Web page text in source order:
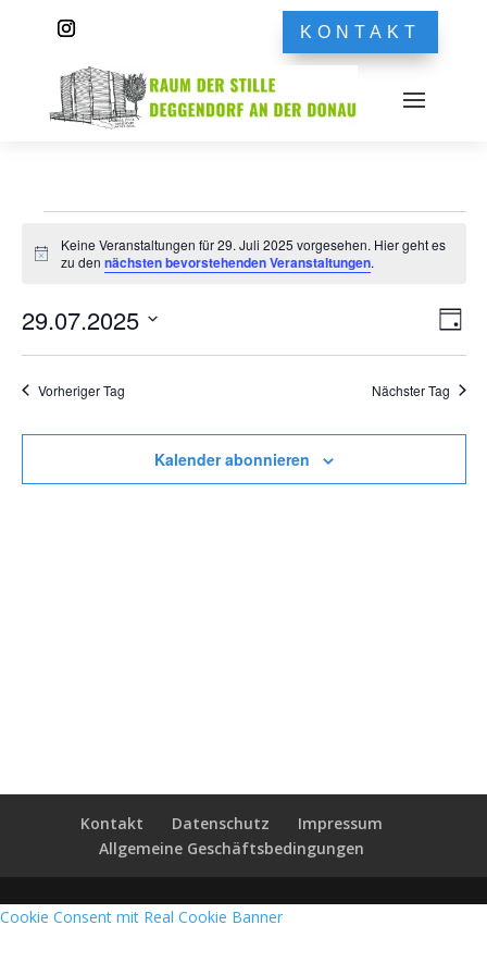
KONTAKT
Veranstaltungen
für
Juli
2025
Hinweis
Keine Veranstaltungen für 29. Juli 2025 vorgesehen. Hier geht es
zu den nächsten bevorstehenden Veranstaltungen.
Tag
29.07.2025
Vorheriger Tag Nächster Tag
Kalender abonnieren
Kontakt Datenschutz
Impressum
Allgemeine Geschäftsbedingungen
Cookie Consent mit Real Cookie Banner